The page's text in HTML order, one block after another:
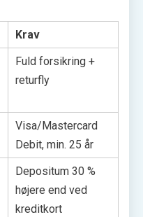
Krav
Fuld forsikring +
returfly
Visa/Mastercard
Debit, min. 25 år
Depositum 30 %
højere end ved
kreditkort